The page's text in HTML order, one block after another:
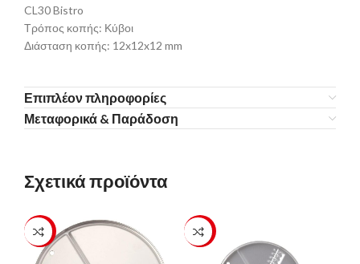
CL30 Bistro
Τρόπος κοπής: Κύβοι
Διάσταση κοπής: 12x12x12 mm
Επιπλέον πληροφορίες
Μεταφορικά & Παράδοση
Σχετικά προϊόντα
-23% -23%